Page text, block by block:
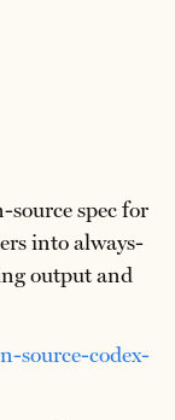
source spec for
into always-
output and
source-codex-